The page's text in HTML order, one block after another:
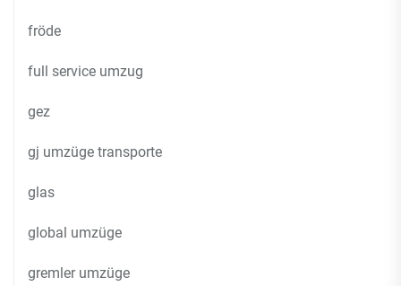
fröde
full service umzug
gez
gj umzüge transporte
glas
global umzüge
gremler umzüge